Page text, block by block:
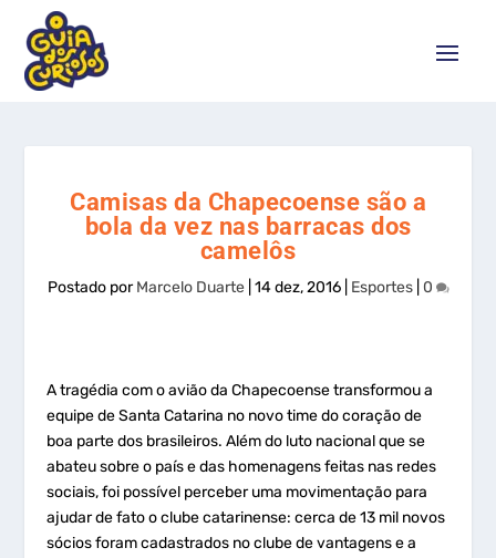
Camisas da Chapecoense são a
bola da vez nas barracas dos
camelôs
Postado porMarcelo Duarte| 14 dez, 2016| Esportes| 0
A tragédia com o avião da Chapecoense transformou a
equipe de Santa Catarina no novo time do coração de
boa parte dos brasileiros. Além do luto nacional que se
abateu sobre o país e das homenagens feitas nas redes
sociais, foi possível perceber uma movimentação para
ajudar de fato o clube catarinense: cerca de 13 mil novos
sócios foram cadastrados no clube de vantagens e a